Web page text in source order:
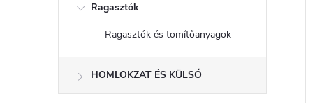
Ragasztók
Ragasztók és tömítőanyagok
HOMLOKZAT ÉS KÜLSŐ